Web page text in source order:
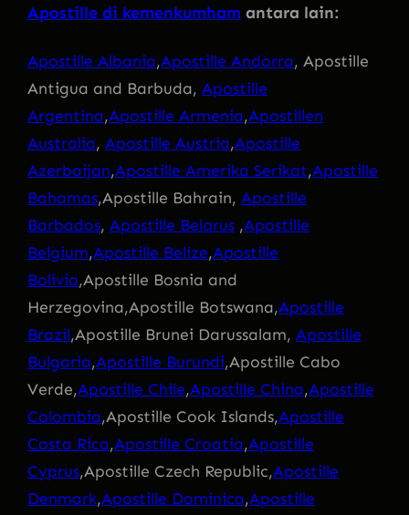
Apostille di kemenkumham antara lain:
Apostille Albania,Apostille Andorra, Apostille
Antigua and Barbuda, Apostille
Argentina,Apostille Armenia,Apostillen
Australia, Apostille Austria,Apostille
Azerbaijan,Apostille Amerika Serikat,Apostille
Bahamas,Apostille Bahrain, Apostille
Barbados, Apostille Belarus ,Apostille
Belgium,Apostille Belize,Apostille
Bolivia,Apostille Bosnia and
Herzegovina,Apostille Botswana,Apostille
Brazil,Apostille Brunei Darussalam, Apostille
Bulgaria,Apostille Burundi,Apostille Cabo
Verde,Apostille Chile,Apostille China,Apostille
Colombia,Apostille Cook Islands,Apostille
Costa Rica,Apostille Croatia,Apostille
Cyprus,Apostille Czech Republic,Apostille
Denmark,Apostille Dominica,Apostille